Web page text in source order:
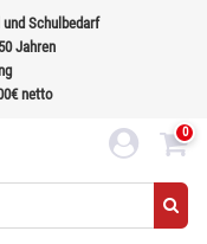
Schulbedarf
Jahren
netto
0